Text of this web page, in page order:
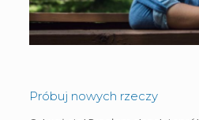
Próbuj nowych rzeczy